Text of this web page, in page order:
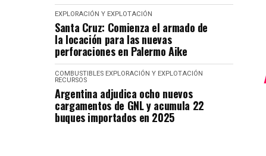
EXPLORACIÓN Y EXPLOTACIÓN
Santa Cruz: Comienza el armado de
la locación para las nuevas
perforaciones en Palermo Aike
COMBUSTIBLES EXPLORACIÓN Y EXPLOTACIÓN
RECURSOS
Argentina adjudica ocho nuevos
cargamentos de GNL y acumula 22
buques importados en 2025